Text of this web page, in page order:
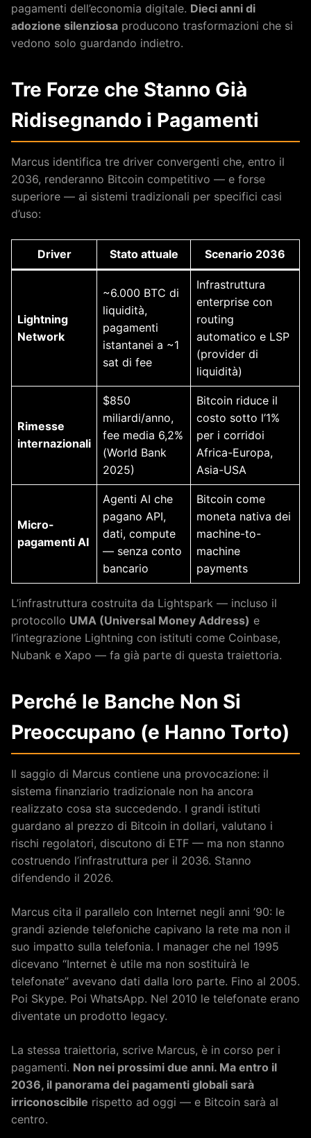
pagamenti dell’economia digitale. Dieci anni di
adozione silenziosa producono trasformazioni che si
vedono solo guardando indietro.
Tre Forze che Stanno Già
Ridisegnando i Pagamenti
Marcus identifica tre driver convergenti che, entro il
2036, renderanno Bitcoin competitivo — e forse
superiore — ai sistemi tradizionali per specifici casi
d’uso:
Driver Stato attuale Scenario 2036
Lightning
Network
~6.000 BTC di
liquidità,
pagamenti
istantanei a ~1
sat di fee
Infrastruttura
enterprise con
routing
automatico e LSP
(provider di
liquidità)
Rimesse
internazionali
$850
miliardi/anno,
fee media 6,2%
(World Bank
2025)
Bitcoin riduce il
costo sotto l’1%
per i corridoi
Africa-Europa,
Asia-USA
Micro-
pagamenti AI
Agenti AI che
pagano API,
dati, compute
— senza conto
bancario
Bitcoin come
moneta nativa dei
machine-to-
machine
payments
L’infrastruttura costruita da Lightspark — incluso il
protocollo UMA (Universal Money Address) e
l’integrazione Lightning con istituti come Coinbase,
Nubank e Xapo — fa già parte di questa traiettoria.
Perché le Banche Non Si
Preoccupano (e Hanno Torto)
Il saggio di Marcus contiene una provocazione: il
sistema finanziario tradizionale non ha ancora
realizzato cosa sta succedendo. I grandi istituti
guardano al prezzo di Bitcoin in dollari, valutano i
rischi regolatori, discutono di ETF — ma non stanno
costruendo l’infrastruttura per il 2036. Stanno
difendendo il 2026.
Marcus cita il parallelo con Internet negli anni ’90: le
grandi aziende telefoniche capivano la rete ma non il
suo impatto sulla telefonia. I manager che nel 1995
dicevano “Internet è utile ma non sostituirà le
telefonate” avevano dati dalla loro parte. Fino al 2005.
Poi Skype. Poi WhatsApp. Nel 2010 le telefonate erano
diventate un prodotto legacy.
La stessa traiettoria, scrive Marcus, è in corso per i
pagamenti. Non nei prossimi due anni. Ma entro il
2036, il panorama dei pagamenti globali sarà
irriconoscibile rispetto ad oggi — e Bitcoin sarà al
centro.